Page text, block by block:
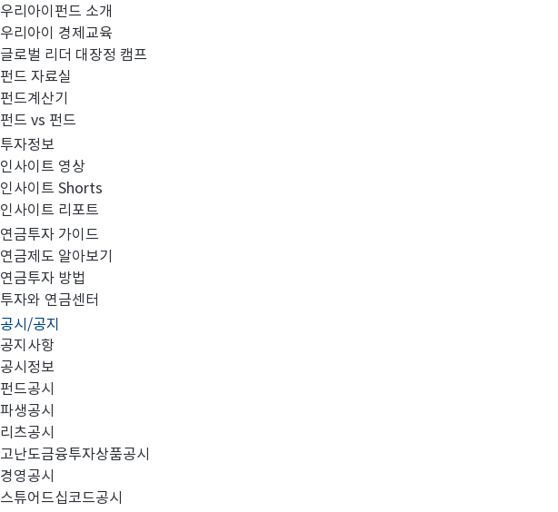
우리아이펀드 소개
우리아이 경제교육
글로벌 리더 대장정 캠프
펀드 자료실
펀드계산기
펀드 vs 펀드
투자정보
인사이트 영상
인사이트 Shorts
인사이트 리포트
연금투자 가이드
연금제도 알아보기
연금투자 방법
투자와 연금센터
공시/공지
공지사항
공시정보
펀드공시
파생공시
리츠공시
고난도금융투자상품공시
경영공시
스튜어드십코드공시
펀드공시
이사회 결의를 통한 투자회사의 업무위탁계약 변경의 건 확정내용 공시
투자회사의 업무위탁계약의 변경